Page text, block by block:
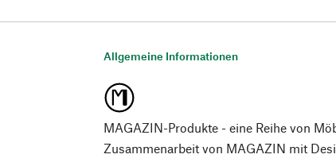
Allgemeine Informationen
MAGAZIN-Produkte - eine Reihe von
Zusammenarbeit von MAGAZIN mit